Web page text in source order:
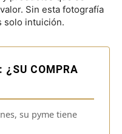
Sin esta fotografía
solo intuición.
¿SU COMPRA
su pyme tiene